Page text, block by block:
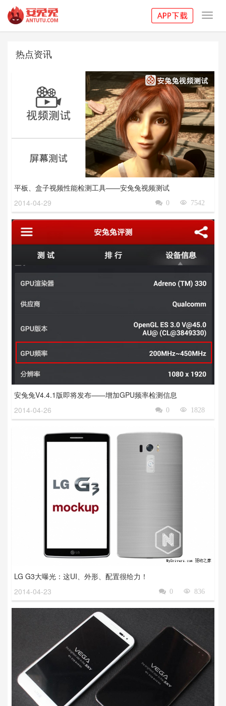
热点资讯
平板、盒子视频性能检测工具——安兔兔视频测试
2014-04-29
7542

0

安兔兔V4.4.1版即将发布——增加GPU频率检测信息
2014-04-26
1828

0

LG G3大曝光：这UI、外形、配置很给力！
2014-04-23
836

0
